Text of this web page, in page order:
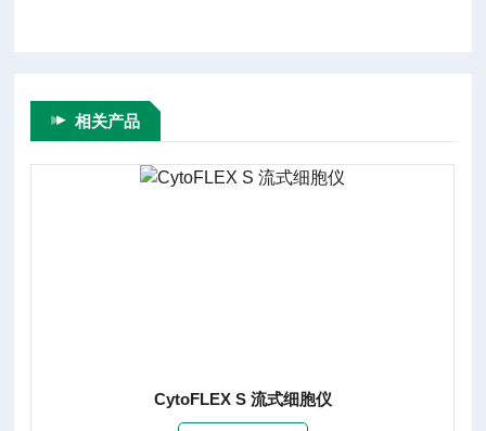
相关产品
CytoFLEX 流式细胞仪